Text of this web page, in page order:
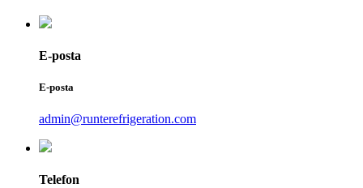
E-posta
E-posta
admin@runterefrigeration.com
Telefon